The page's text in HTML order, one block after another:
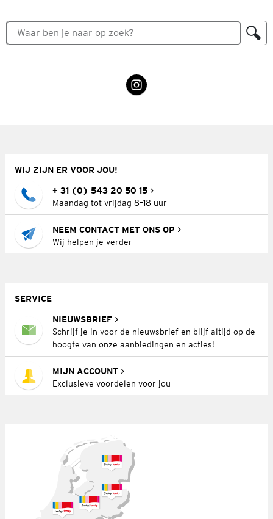
WIJ ZIJN ER VOOR JOU!
+ 31 (0) 543 20 50 15
Maandag tot vrijdag 8–18 uur
NEEM CONTACT MET ONS OP
Wij helpen je verder
SERVICE
NIEUWSBRIEF
Schrijf je in voor de nieuwsbrief en blijf altijd op de
hoogte van onze aanbiedingen en acties!
MIJN ACCOUNT
Exclusieve voordelen voor jou